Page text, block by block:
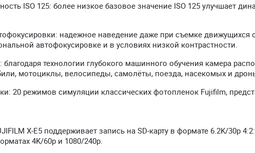
ISO 125: более низкое базовое значение ISO 125 улучшает
надежное наведение даже при съемке движущихся
автофокусировке и в условиях низкой контрастности.
технологии глубокого машинного обучения камера
мотоциклы, велосипеды, самолёты, поезда, насекомых и
20 режимов симуляции классических фотопленок Fujifilm,
X-E5 поддерживает запись на SD-карту в формате 6.2K/30p
4K/60p и 1080/240p.